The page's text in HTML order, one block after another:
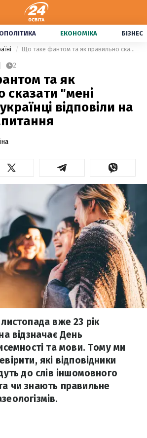
ЕКОНОМІКА БІЗНЕС
Що таке фантом та як правильно сказати "мені повезло": українці відповіли на шкільні запитання
2
та як
сказати "мені
відповіли на
вже 23 рік
відзначає День
та мови. Тому ми
які відповідники
до слів іншомовного
чи знають правильне